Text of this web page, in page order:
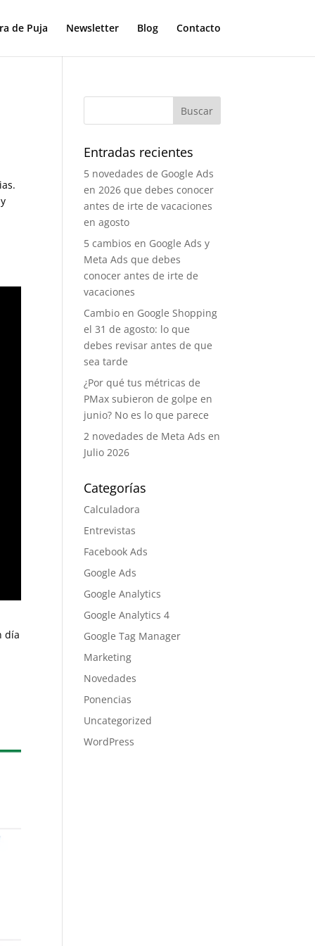
de Puja Newsletter Blog Contacto
Entradas recientes
5 novedades de Google Ads
en 2026 que debes conocer
antes de irte de vacaciones
en agosto
5 cambios en Google Ads y
Meta Ads que debes
conocer antes de irte de
vacaciones
Cambio en Google Shopping
el 31 de agosto: lo que
debes revisar antes de que
sea tarde
¿Por qué tus métricas de
PMax subieron de golpe en
junio? No es lo que parece
2 novedades de Meta Ads
en Julio 2026
Categorías
Calculadora
Entrevistas
Facebook Ads
Google Ads
Google Analytics
Google Analytics 4
Google Tag Manager
Marketing
Novedades
Ponencias
Uncategorized
WordPress